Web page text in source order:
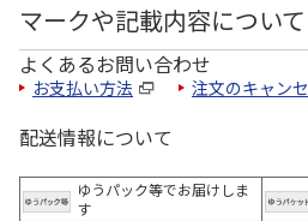
マークや記載内容について
よくあるお問い合わせ
お支払い方法 注文のキャン
配送情報について
ゆうパック等でお届けしま
す